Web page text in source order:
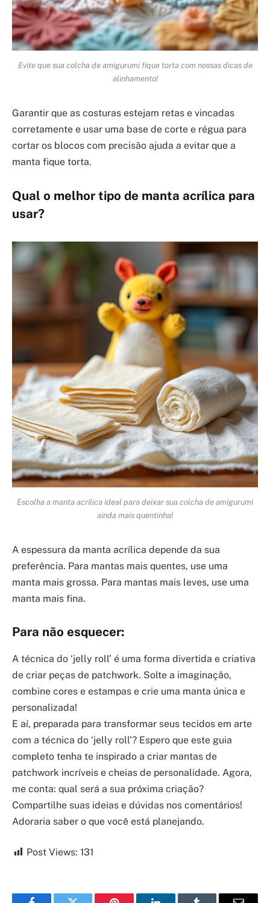
Evite que sua colcha de amigurumi fique torta com nossas dicas de
alinhamento!
Garantir que as costuras estejam retas e vincadas
corretamente e usar uma base de corte e régua para
cortar os blocos com precisão ajuda a evitar que a
manta fique torta.
Qual o melhor tipo de manta acrílica para
usar?
Escolha a manta acrílica ideal para deixar sua colcha de amigurumi
ainda mais quentinha!
A espessura da manta acrílica depende da sua
preferência. Para mantas mais quentes, use uma
manta mais grossa. Para mantas mais leves, use uma
manta mais fina.
Para não esquecer:
A técnica do ‘jelly roll’ é uma forma divertida e criativa
de criar peças de patchwork. Solte a imaginação,
combine cores e estampas e crie uma manta única e
personalizada!
E aí, preparada para transformar seus tecidos em arte
com a técnica do ‘jelly roll’? Espero que este guia
completo tenha te inspirado a criar mantas de
patchwork incríveis e cheias de personalidade. Agora,
me conta: qual será a sua próxima criação?
Compartilhe suas ideias e dúvidas nos comentários!
Adoraria saber o que você está planejando.
Post Views: 131